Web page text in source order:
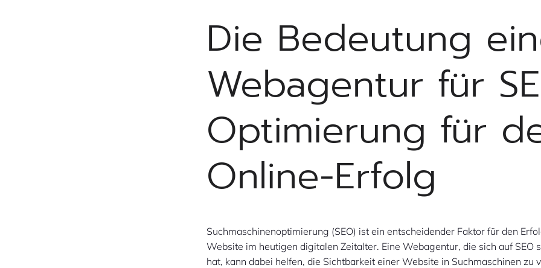
Die Bedeutung
Webagentur für
Optimierung für
Online-Erfolg
Suchmaschinenoptimierung (SEO) ist ein entscheidender Faktor für den
Website im heutigen digitalen Zeitalter. Eine Webagentur, die sich auf SEO
hat, kann dabei helfen, die Sichtbarkeit einer Website in Suchmaschinen zu